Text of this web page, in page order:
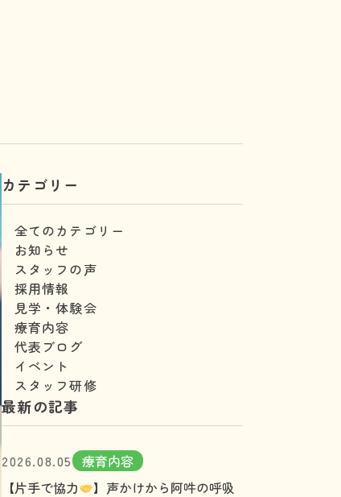
カテゴリー
全てのカテゴリー
お知らせ
スタッフの声
採用情報
見学・体験会
療育内容
代表ブログ
イベント
スタッフ研修
最新の記事
2026.08.05
療育内容
【片手で協力
】声かけから阿吽の呼吸